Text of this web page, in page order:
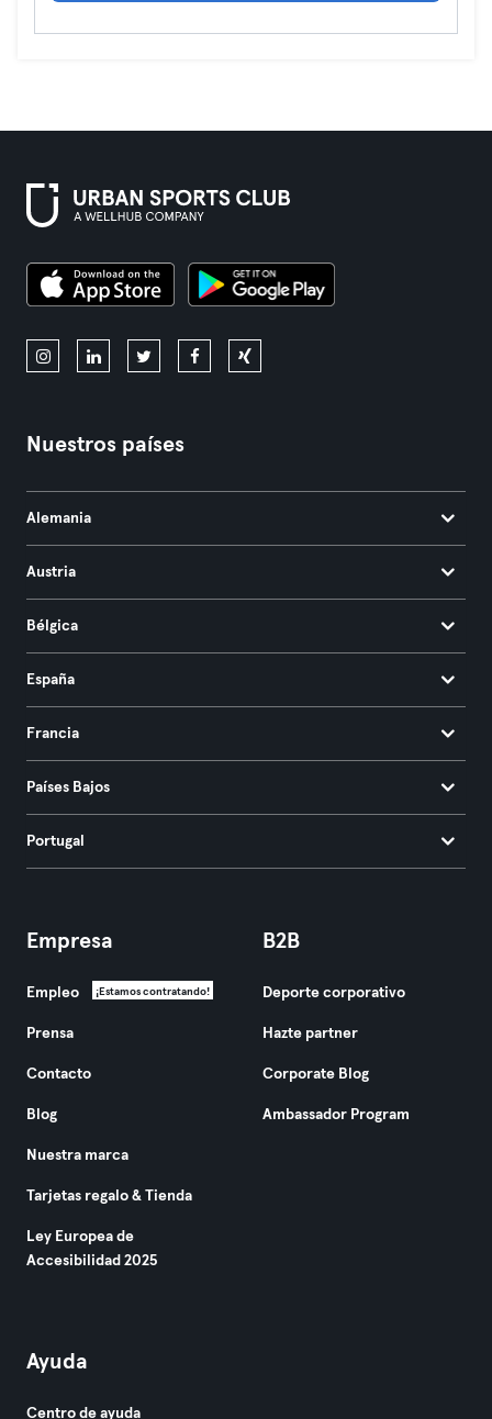
Nuestros países
Alemania
Austria
Bélgica
España
Francia
Países Bajos
Portugal
Empresa
Empleo ¡Estamos contratando!
Prensa
Contacto
Blog
Nuestra marca
Tarjetas regalo & Tienda
Ley Europea de
Accesibilidad 2025
B2B
Deporte corporativo
Hazte partner
Corporate Blog
Ambassador Program
Ayuda
Centro de ayuda